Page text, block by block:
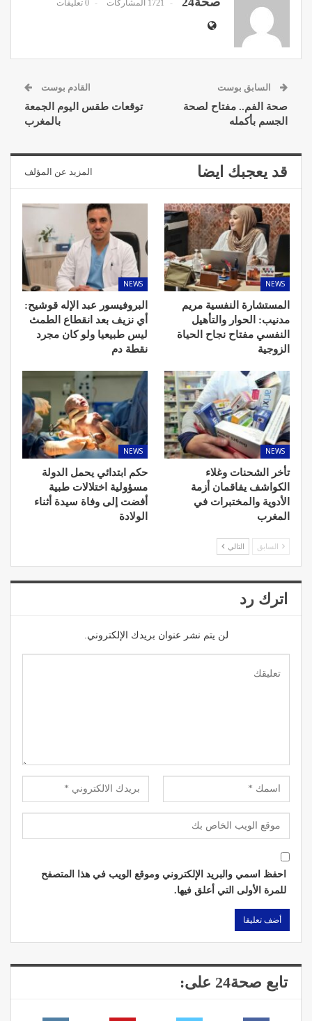
1721 المشاركات 0 تعليقات
السابق بوست
صحة الفم.. مفتاح لصحة
الجسم بأكمله
القادم بوست
توقعات طقس اليوم الجمعة
بالمغرب
قد يعجبك ايضا المزيد عن المؤلف
NEWS
المستشارة النفسية مريم
مدنيب: الحوار والتأهيل
النفسي مفتاح نجاح الحياة
الزوجية
NEWS
البروفيسور عبد الإله قوشيح:
أي نزيف بعد انقطاع الطمث
ليس طبيعيا ولو كان مجرد
نقطة دم
NEWS
تأخر الشحنات وغلاء
الكواشف يفاقمان أزمة
الأدوية والمختبرات في
المغرب
NEWS
حكم ابتدائي يحمل الدولة
مسؤولية اختلالات طبية
أفضت إلى وفاة سيدة أثناء
الولادة
السابق التالي
اترك رد
لن يتم نشر عنوان بريدك الإلكتروني.
احفظ اسمي والبريد الإلكتروني وموقع الويب في هذا المتصفح
للمرة الأولى التي أعلق فيها.
تابع صحة24 على: